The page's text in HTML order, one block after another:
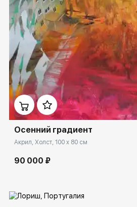
Домен:
Осенний градиент
Акрил, Холст, 100 x 80 см
90 000 ₽